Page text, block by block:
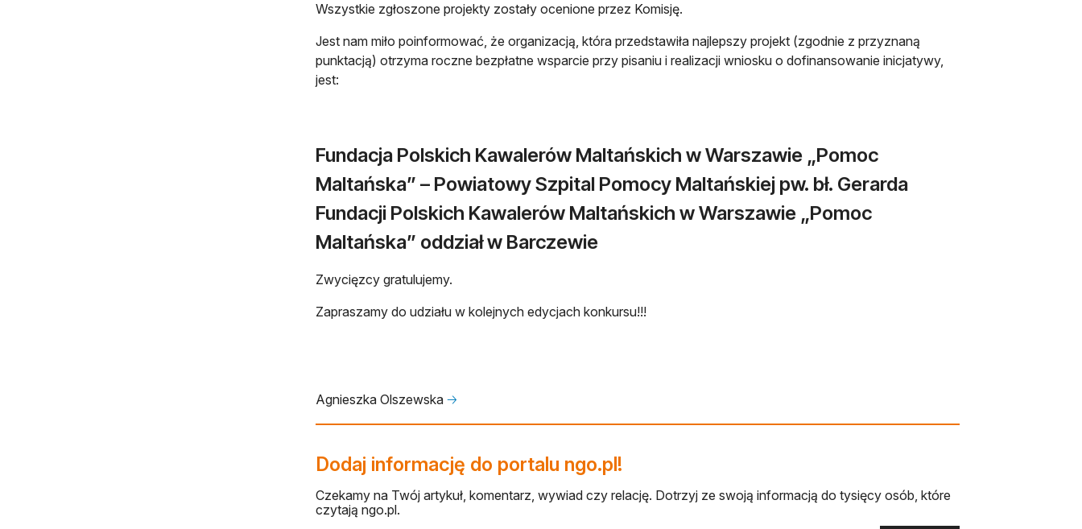
Wszystkie zgłoszone projekty zostały ocenione przez Komisję.
Jest nam miło poinformować, że organizacją, która przedstawiła najlepszy projekt (zgodnie z przyznaną
punktacją) otrzyma roczne bezpłatne wsparcie przy pisaniu i realizacji wniosku o dofinansowanie inicjatywy,
jest:
Fundacja Polskich Kawalerów Maltańskich w Warszawie „Pomoc
Maltańska” – Powiatowy Szpital Pomocy Maltańskiej pw. bł. Gerarda
Fundacji Polskich Kawalerów Maltańskich w Warszawie „Pomoc
Maltańska” oddział w Barczewie
Zwycięzcy gratulujemy.
Zapraszamy do udziału w kolejnych edycjach konkursu!!!
Agnieszka Olszewska 🡢
Dodaj informację do portalu ngo.pl!
Czekamy na Twój artykuł, komentarz, wywiad czy relację. Dotrzyj ze swoją informacją do tysięcy osób, które
czytają ngo.pl.